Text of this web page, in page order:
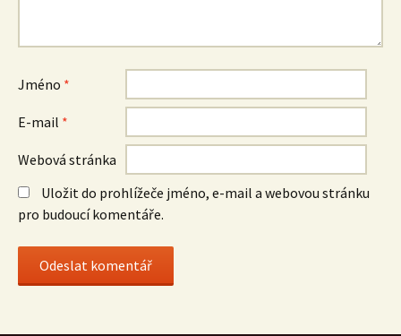
Jméno *
E-mail *
Webová stránka
Uložit do prohlížeče jméno, e-mail a webovou stránku
pro budoucí komentáře.